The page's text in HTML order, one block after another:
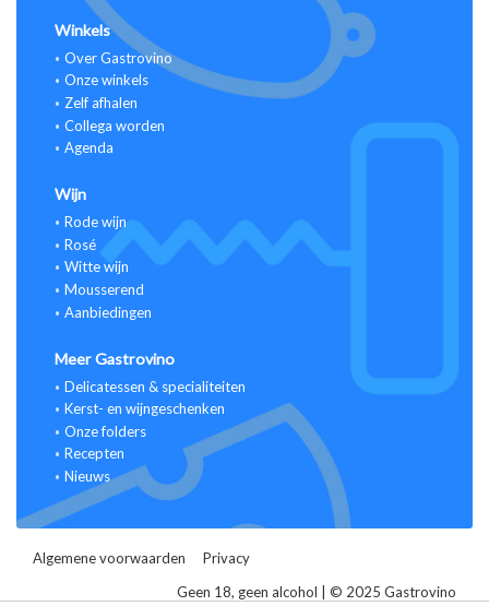
Winkels
Over Gastrovino
Onze winkels
Zelf afhalen
Collega worden
Agenda
Wijn
Rode wijn
Rosé
Witte wijn
Mousserend
Aanbiedingen
Meer Gastrovino
Delicatessen & specialiteiten
Kerst- en wijngeschenken
Onze folders
Recepten
Nieuws
Algemene voorwaarden
Privacy
Geen 18, geen alcohol | © 2025 Gastrovino